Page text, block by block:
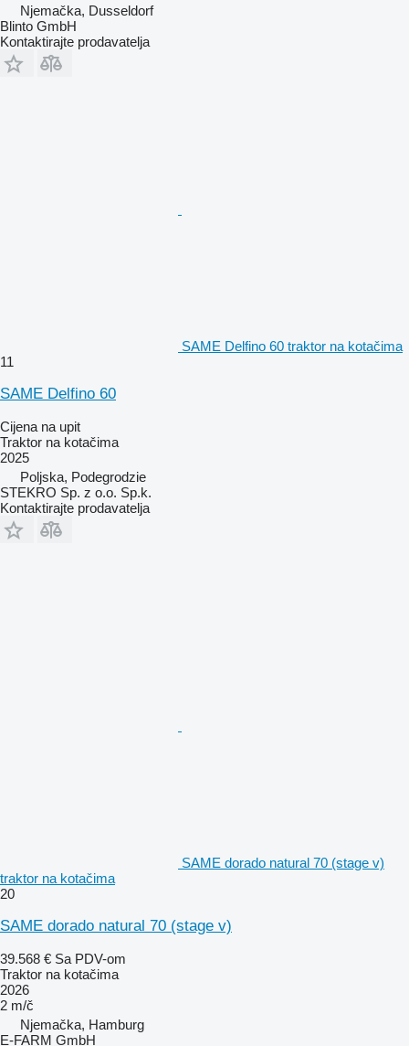
Njemačka, Dusseldorf
Blinto GmbH
Kontaktirajte prodavatelja
SAME Delfino 60 traktor na kotačima
11
SAME Delfino 60
Cijena na upit
Traktor na kotačima
2025
Poljska, Podegrodzie
STEKRO Sp. z o.o. Sp.k.
Kontaktirajte prodavatelja
SAME dorado natural 70 (stage v)
traktor na kotačima
20
SAME dorado natural 70 (stage v)
39.568 € Sa PDV-om
Traktor na kotačima
2026
2 m/č
Njemačka, Hamburg
E-FARM GmbH